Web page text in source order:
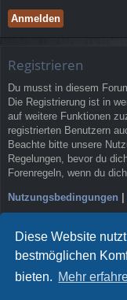
Diese Website
bestmöglichen
bieten. Mehr
Registrieren
Du musst in diesem
Die Registrierung ist in
auf weitere Funktionen
registrierten Benutzern
Beachte bitte unsere
Regelungen, bevor du
Forenregeln, wenn du
Nutzungsbedingungen |
Registrieren
Portal Foren-